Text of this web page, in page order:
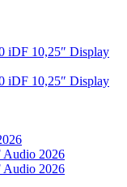
iDF 10,25″ Display
iDF 10,25″ Display
Audio 2026
Audio 2026